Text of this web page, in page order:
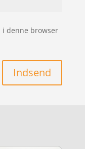
i denne browser
Indsend